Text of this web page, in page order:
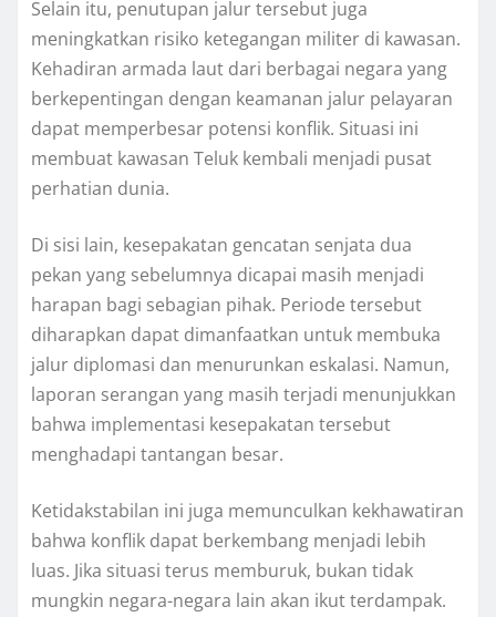
Selain itu, penutupan jalur tersebut juga
meningkatkan risiko ketegangan militer di kawasan.
Kehadiran armada laut dari berbagai negara yang
berkepentingan dengan keamanan jalur pelayaran
dapat memperbesar potensi konflik. Situasi ini
membuat kawasan Teluk kembali menjadi pusat
perhatian dunia.
Di sisi lain, kesepakatan gencatan senjata dua
pekan yang sebelumnya dicapai masih menjadi
harapan bagi sebagian pihak. Periode tersebut
diharapkan dapat dimanfaatkan untuk membuka
jalur diplomasi dan menurunkan eskalasi. Namun,
laporan serangan yang masih terjadi menunjukkan
bahwa implementasi kesepakatan tersebut
menghadapi tantangan besar.
Ketidakstabilan ini juga memunculkan kekhawatiran
bahwa konflik dapat berkembang menjadi lebih
luas. Jika situasi terus memburuk, bukan tidak
mungkin negara-negara lain akan ikut terdampak.